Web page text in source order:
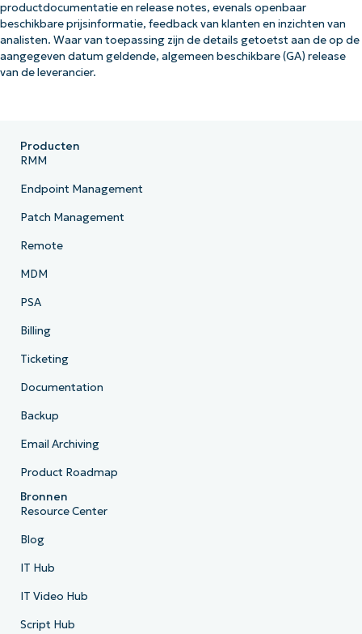
productdocumentatie en release notes, evenals openbaar
beschikbare prijsinformatie, feedback van klanten en inzichten van
analisten. Waar van toepassing zijn de details getoetst aan de op de
aangegeven datum geldende, algemeen beschikbare (GA) release
van de leverancier.
Producten
RMM
Endpoint Management
Patch Management
Remote
MDM
PSA
Billing
Ticketing
Documentation
Backup
Email Archiving
Product Roadmap
Bronnen
Resource Center
Blog
IT Hub
IT Video Hub
Script Hub